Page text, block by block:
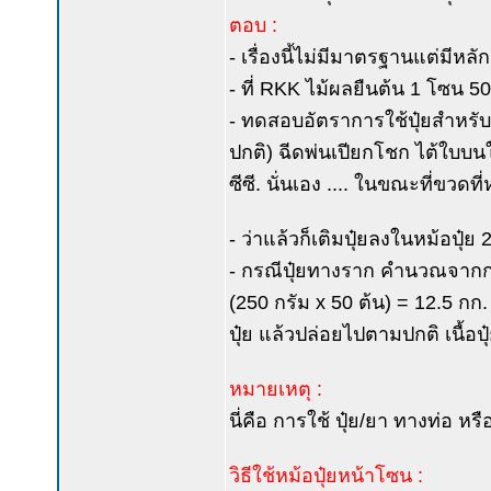
ตอบ :
- เรื่องนี้ไม่มีมาตรฐานแต่มีหลั
- ที่ RKK ไม้ผลยืนต้น 1 โซน
- ทดสอบอัตราการใช้ปุ๋ยสำหรั
ปกติ) ฉีดพ่นเปียกโชก ไต้ใบบ
ซีซี. นั่นเอง .... ในขณะที่ขวดที่
- ว่าแล้วก็เติมปุ๋ยลงในหม้อปุ๋ย
- กรณีปุ๋ยทางราก คำนวณจาก
(250 กรัม x 50 ต้น) = 12.5 ก
ปุ๋ย แล้วปล่อยไปตามปกติ เนื้อ
หมายเหตุ :
นี่คือ การใช้ ปุ๋ย/ยา ทางท่อ หรื
วิธีใช้หม้อปุ๋ยหน้าโซน :